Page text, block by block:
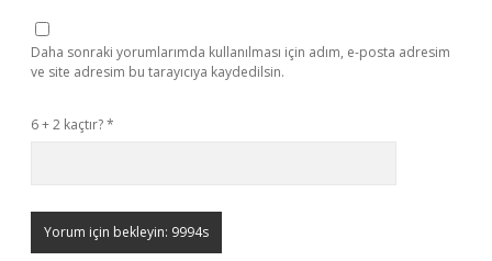
Daha sonraki yorumlarımda kullanılması için adım, e-posta adresim
ve site adresim bu tarayıcıya kaydedilsin.
6 + 2 kaçtır?*